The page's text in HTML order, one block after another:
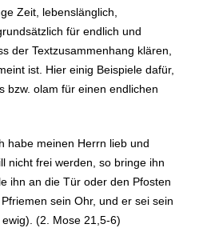
Zeit, lebenslänglich,
für endlich und
der Textzusammenhang klären,
ist. Hier einig Beispiele dafür,
bzw. olam für einen endlichen
habe meinen Herrn lieb und
nicht frei werden, so bringe ihn
ihn an die Tür oder den Pfosten
sein Ohr, und er sei sein
(2. Mose 21,5-6)